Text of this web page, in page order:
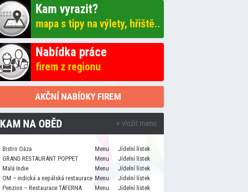
Kam vyrazit?
mapa s tipy na výlety, hřiště..
Nabídka práce
firem z regionu
AKČNÍ NABÍDKY FIREM
KAM NA OBĚD + vložit menu
Bistro Oáza Menu
Jídelní lístek
GRAND RESTAURANT POPPET
Menu
Jídelní lístek
Malá Indie
Menu
Jídelní lístek
OM – indická a nepálská restaurace Menu
Jídelní lístek
Penzion – Restaurace TÁFERNA
Menu
Jídelní lístek